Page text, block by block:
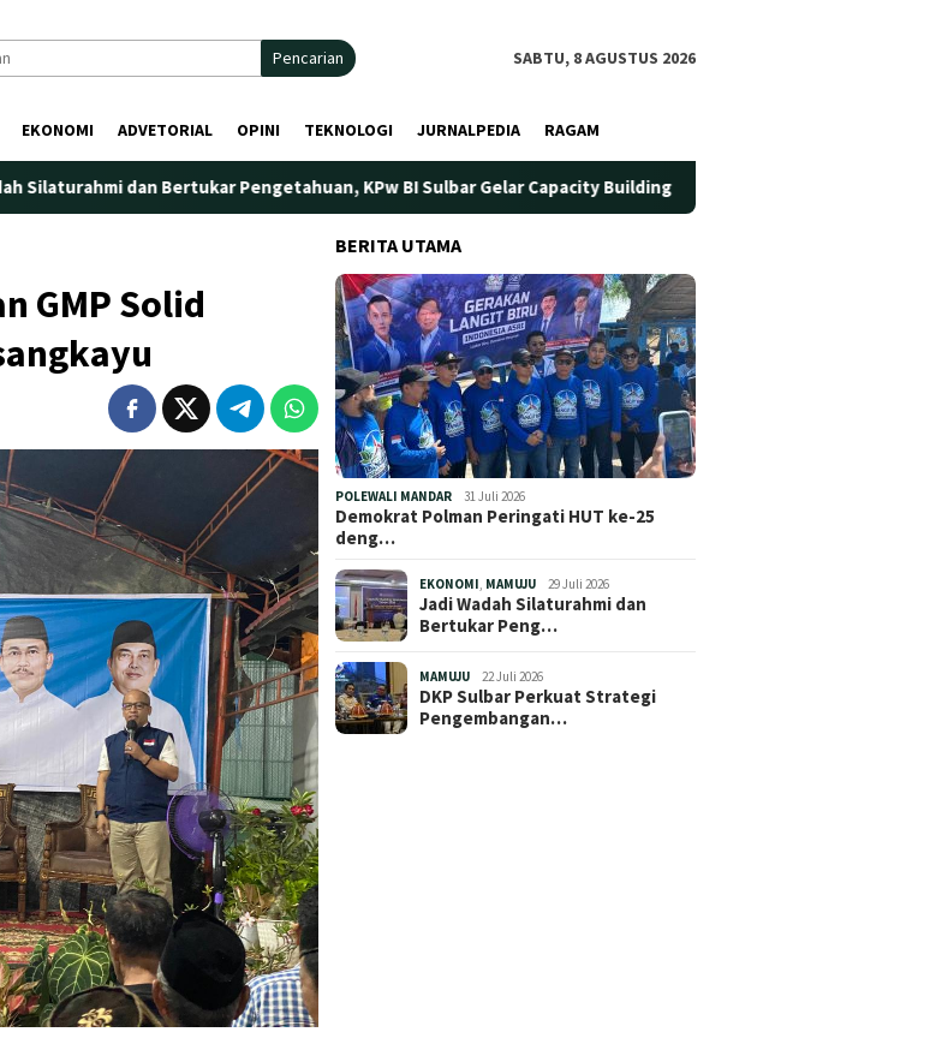
Pencarian SABTU, 8 AGUSTUS 2026
EKONOMI ADVETORIAL OPINI TEKNOLOGI JURNALPEDIA RAGAM
Bertukar Pengetahuan, KPw BI Sulbar Gelar Capacity Building Wartawan 2026
GMP Solid
BERITA UTAMA
POLEWALI MANDAR 31 Juli 2026
Demokrat Polman Peringati HUT ke-25
deng…
EKONOMI MAMUJU 29 Juli 2026
Jadi Wadah Silaturahmi dan
Bertukar Peng…
MAMUJU 22 Juli 2026
DKP Sulbar Perkuat Strategi
Pengembangan…